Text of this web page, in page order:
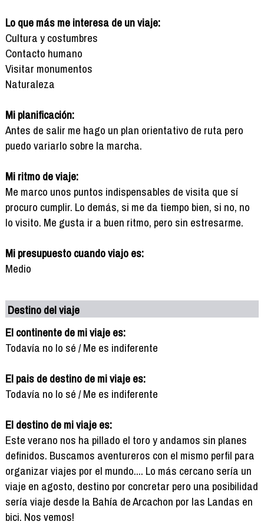
Lo que más me interesa de un viaje:
Cultura y costumbres
Contacto humano
Visitar monumentos
Naturaleza
Mi planificación:
Antes de salir me hago un plan orientativo de ruta pero
puedo variarlo sobre la marcha.
Mi ritmo de viaje:
Me marco unos puntos indispensables de visita que sí
procuro cumplir. Lo demás, si me da tiempo bien, si no, no
lo visito. Me gusta ir a buen ritmo, pero sin estresarme.
Mi presupuesto cuando viajo es:
Medio
Destino del viaje
El continente de mi viaje es:
Todavía no lo sé / Me es indiferente
El pais de destino de mi viaje es:
Todavía no lo sé / Me es indiferente
El destino de mi viaje es:
Este verano nos ha pillado el toro y andamos sin planes
definidos. Buscamos aventureros con el mismo perfil para
organizar viajes por el mundo.... Lo más cercano sería un
viaje en agosto, destino por concretar pero una posibilidad
sería viaje desde la Bahía de Arcachon por las Landas en
bici. Nos vemos!